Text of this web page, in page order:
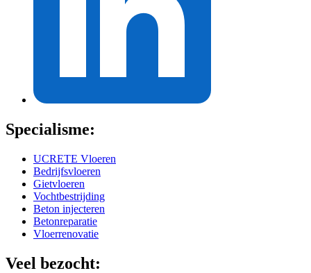
Specialisme:
UCRETE Vloeren
Bedrijfsvloeren
Gietvloeren
Vochtbestrijding
Beton injecteren
Betonreparatie
Vloerrenovatie
Veel bezocht: